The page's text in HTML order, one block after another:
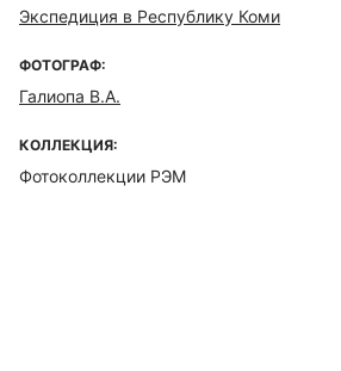
Экспедиция в Республику Коми
ФОТОГРАФ:
Галиопа В.А.
КОЛЛЕКЦИЯ:
Фотоколлекции РЭМ